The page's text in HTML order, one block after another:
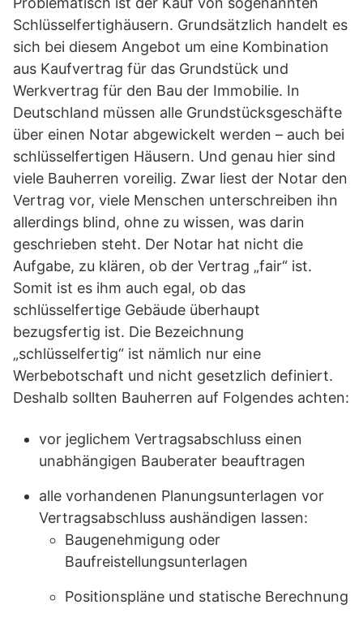
Schlüsselfertighäusern. Grundsätzlich handelt es
sich bei diesem Angebot um eine Kombination
aus Kaufvertrag für das Grundstück und
Werkvertrag für den Bau der Immobilie. In
Deutschland müssen alle Grundstücksgeschäfte
über einen Notar abgewickelt werden – auch bei
schlüsselfertigen Häusern. Und genau hier sind
viele Bauherren voreilig. Zwar liest der Notar den
Vertrag vor, viele Menschen unterschreiben ihn
allerdings blind, ohne zu wissen, was darin
geschrieben steht. Der Notar hat nicht die
Aufgabe, zu klären, ob der Vertrag „fair“ ist.
Somit ist es ihm auch egal, ob das
schlüsselfertige Gebäude überhaupt
bezugsfertig ist. Die Bezeichnung
„schlüsselfertig“ ist nämlich nur eine
Werbebotschaft und nicht gesetzlich definiert.
Deshalb sollten Bauherren auf Folgendes achten:
vor jeglichem Vertragsabschluss einen
unabhängigen Bauberater beauftragen
alle vorhandenen Planungsunterlagen vor
Vertragsabschluss aushändigen lassen:
Baugenehmigung oder
Baufreistellungsunterlagen
Positionspläne und statische Berechnung